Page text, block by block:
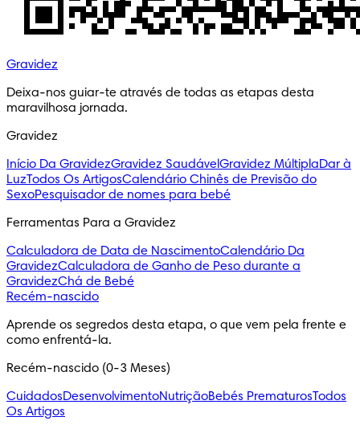
Gravidez
Deixa-nos guiar-te através de todas as etapas desta
maravilhosa jornada.
Gravidez
Início Da GravidezGravidez SaudávelGravidez MúltiplaDar à
LuzTodos Os ArtigosCalendário Chinês de Previsão do
SexoPesquisador de nomes para bebé
Ferramentas Para a Gravidez
Calculadora de Data de NascimentoCalendário Da
GravidezCalculadora de Ganho de Peso durante a
GravidezChá de Bebé
Recém-nascido
Aprende os segredos desta etapa, o que vem pela frente e
como enfrentá-la.
Recém-nascido (0-3 Meses)
CuidadosDesenvolvimentoNutriçãoBebés PrematurosTodos
Os Artigos